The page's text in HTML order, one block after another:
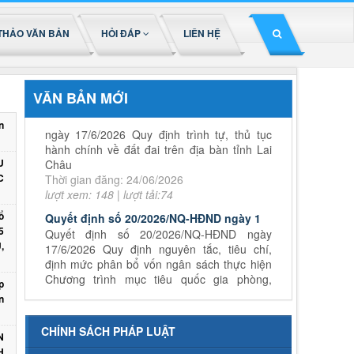
VĂN BẢN HỎI ĐÁP LIÊN HỆ
VĂN BẢN MỚI
Quyết định số 44/2026/QĐ-UBND
ngày 17/6/2026 Quy định trình tự, thủ tục
hành chính về đất đai trên địa bàn tỉnh Lai
Châu
Thời gian đăng: 24/06/2026
lượt xem: 148 | lượt tải:74
Quyết định số 20/2026/NQ-HĐND ngày 1
Quyết định số 20/2026/NQ-HĐND ngày
17/6/2026 Quy định nguyên tắc, tiêu chí,
định mức phân bổ vốn ngân sách thực hiện
Chương trình mục tiêu quốc gia phòng,
chống ma túy đến năm 2030 trên địa bàn
tỉnh Lai Châu
Thời gian đăng: 29/06/2026
lượt xem: 94 | lượt tải:57
Nghị quyết số 14/2026/NQ-HĐND
Nghị quyết số 14/2026/NQ-HĐND ngày
CHÍNH SÁCH PHÁP LUẬT